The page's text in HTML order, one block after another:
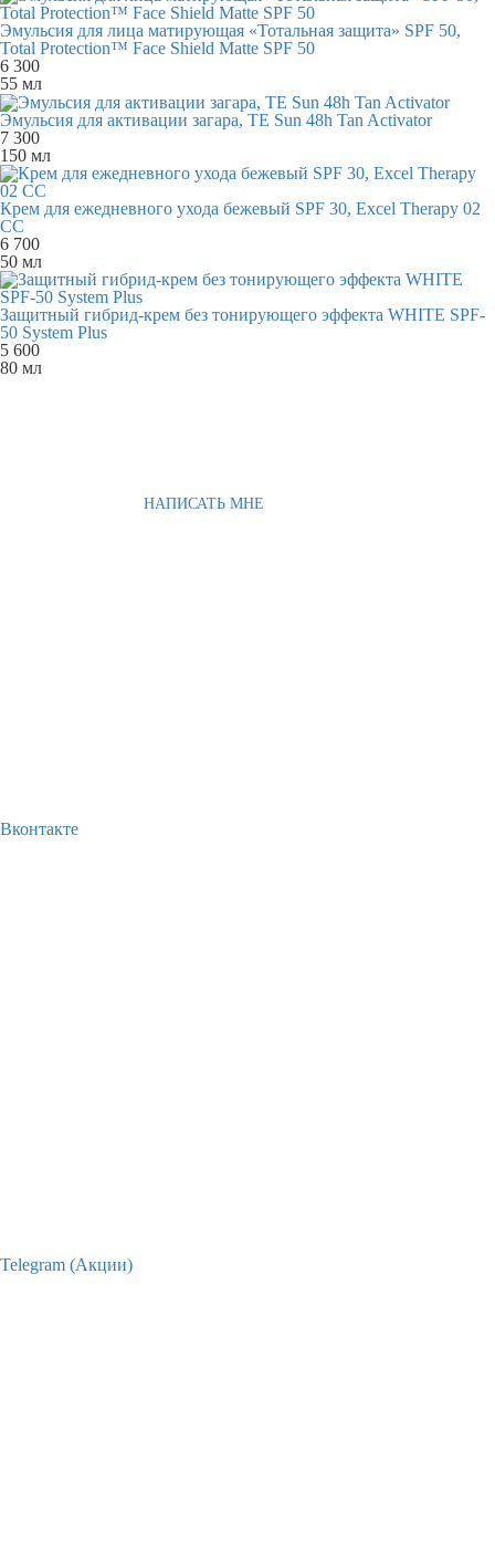
Эмульсия для лица матирующая «Тотальная защита» SPF 50,
Total Protection™ Face Shield Matte SPF 50
6 300
55 мл
Эмульсия для активации загара, TE Sun 48h Tan Activator
7 300
150 мл
Крем для ежедневного ухода бежевый SPF 30, Excel Therapy 02
CC
6 700
50 мл
Защитный гибрид-крем без тонирующего эффекта WHITE SPF-
50 System Plus
5 600
80 мл
НАПИСАТЬ МНЕ
Вконтакте
Telegram (Акции)